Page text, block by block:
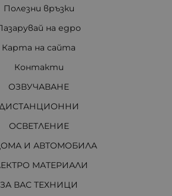
Полезни връзки
на едро
Карта на сайта
Контакти
ОЗВУЧАВАНЕ
ОСВЕТЛЕНИЕ
И АВТОМОБИЛА
МАТЕРИАЛИ
ЗА ВАС ТЕХНИЦИ